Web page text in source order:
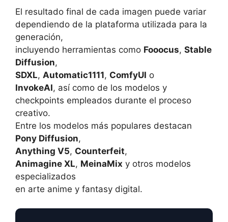
El resultado final de cada imagen puede variar
dependiendo de la plataforma utilizada para la
generación,
incluyendo herramientas como Fooocus, Stable
Diffusion,
SDXL, Automatic1111, ComfyUI o
InvokeAI, así como de los modelos y
checkpoints empleados durante el proceso
creativo.
Entre los modelos más populares destacan
Pony Diffusion,
Anything V5, Counterfeit,
Animagine XL, MeinaMix y otros modelos
especializados
en arte anime y fantasy digital.